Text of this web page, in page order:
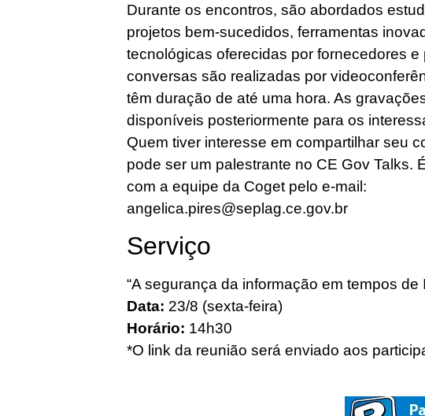
Durante os encontros, são abordados
projetos bem-sucedidos, ferramentas
tecnológicas oferecidas por fornecedores e
conversas são realizadas por
têm duração de até uma hora. As
disponíveis posteriormente para os
Quem tiver interesse em compartilhar seu
pode ser um palestrante no CE Gov Talks.
com a equipe da Coget pelo e-mail:
angelica.pires@seplag.ce.gov.br
Serviço
“A segurança da informação em tempos de
Data: 23/8 (sexta-feira)
Horário: 14h30
*O link da reunião será enviado aos